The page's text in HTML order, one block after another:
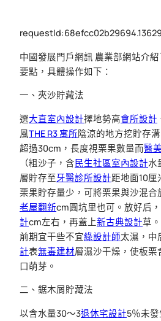
中國發展門戶網訊 農業部網站介
要點，具體操作如下：
一、夾沙貯藏法
選大直室內設計擇地勢高會所設計
風THE R3 寓所陰涼的地方挖貯存
超過30cm，長度視栗果數量而醫
（粗沙子，含民生社區室內設計水
層貯存至牙醫診所設計距地面10厘
栗果貯存量少，可將栗果與沙混
老屋翻新cm圓坑里也可。放好后
計cm左右，再蓋上新古典設計草
前期宜干些不宜綠設計師太濕，中
計表無毒建材層濕沙干燥，使板
口萌芽。
二、鋸木屑貯藏法
以含水量30～3退休宅設計5％未